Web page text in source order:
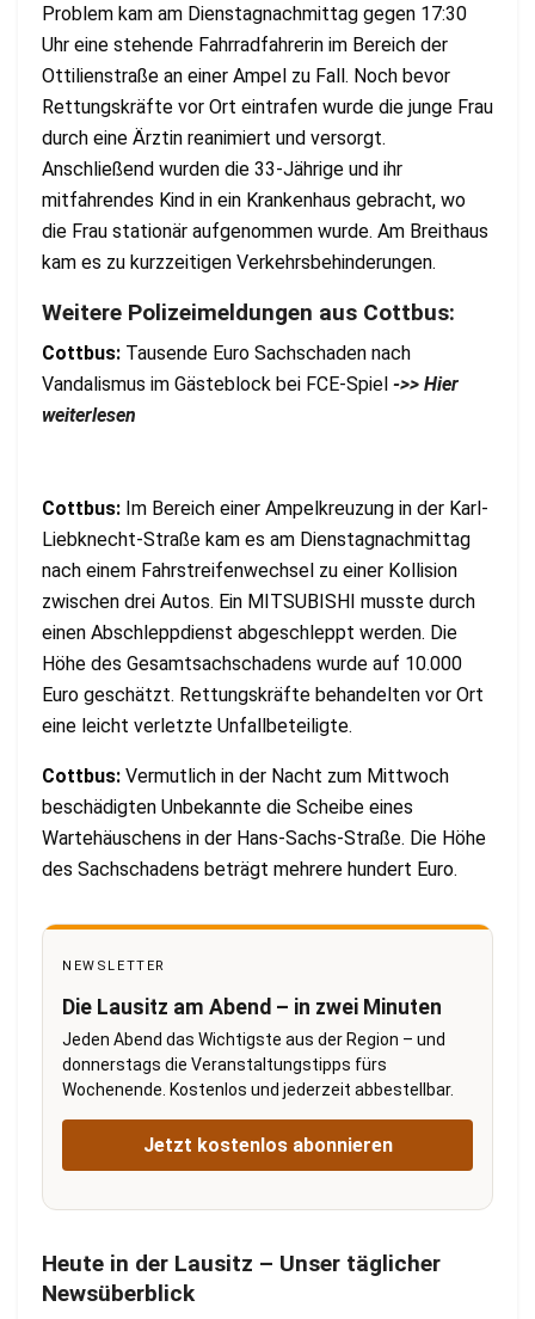
Problem kam am Dienstagnachmittag gegen 17:30
Uhr eine stehende Fahrradfahrerin im Bereich der
Ottilienstraße an einer Ampel zu Fall. Noch bevor
Rettungskräfte vor Ort eintrafen wurde die junge Frau
durch eine Ärztin reanimiert und versorgt.
Anschließend wurden die 33-Jährige und ihr
mitfahrendes Kind in ein Krankenhaus gebracht, wo
die Frau stationär aufgenommen wurde. Am Breithaus
kam es zu kurzzeitigen Verkehrsbehinderungen.
Weitere Polizeimeldungen aus Cottbus:
Cottbus: Tausende Euro Sachschaden nach
Vandalismus im Gästeblock bei FCE-Spiel ->> Hier
weiterlesen
Cottbus: Im Bereich einer Ampelkreuzung in der Karl-
Liebknecht-Straße kam es am Dienstagnachmittag
nach einem Fahrstreifenwechsel zu einer Kollision
zwischen drei Autos. Ein MITSUBISHI musste durch
einen Abschleppdienst abgeschleppt werden. Die
Höhe des Gesamtsachschadens wurde auf 10.000
Euro geschätzt. Rettungskräfte behandelten vor Ort
eine leicht verletzte Unfallbeteiligte.
Cottbus: Vermutlich in der Nacht zum Mittwoch
beschädigten Unbekannte die Scheibe eines
Wartehäuschens in der Hans-Sachs-Straße. Die Höhe
des Sachschadens beträgt mehrere hundert Euro.
NEWSLETTER
Die Lausitz am Abend – in zwei Minuten
Jeden Abend das Wichtigste aus der Region – und
donnerstags die Veranstaltungstipps fürs
Wochenende. Kostenlos und jederzeit abbestellbar.
Jetzt kostenlos abonnieren
Heute in der Lausitz – Unser täglicher
Newsüberblick